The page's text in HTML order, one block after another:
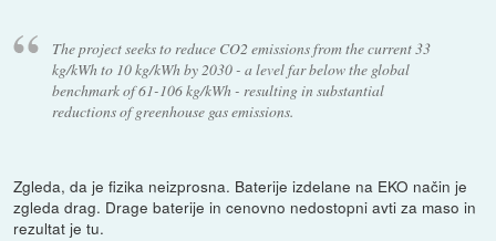
The project seeks to reduce CO2 emissions from the current 33
kg/kWh to 10 kg/kWh by 2030 - a level far below the global
benchmark of 61-106 kg/kWh - resulting in substantial
reductions of greenhouse gas emissions.
Zgleda, da je fizika neizprosna. Baterije izdelane na EKO način je
zgleda drag. Drage baterije in cenovno nedostopni avti za maso in
rezultat je tu.